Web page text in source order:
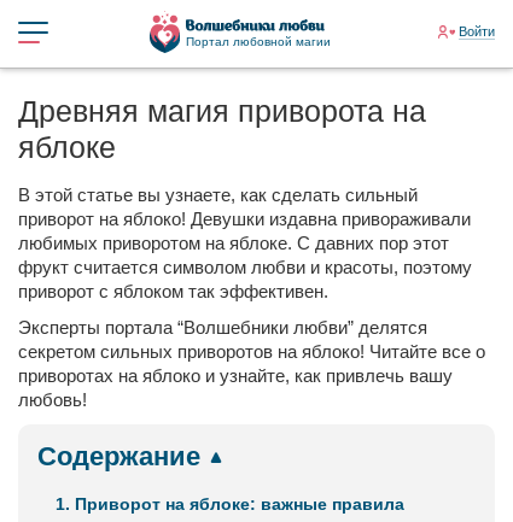
Портал любовной магии
Войти
Древняя магия приворота на
яблоке
В этой статье вы узнаете, как сделать сильный
приворот на яблоко! Девушки издавна привораживали
любимых приворотом на яблоке. С давних пор этот
фрукт считается символом любви и красоты, поэтому
приворот с яблоком так эффективен.
Эксперты портала “Волшебники любви” делятся
секретом сильных приворотов на яблоко! Читайте все о
приворотах на яблоко и узнайте, как привлечь вашу
любовь!
Содержание
1. Приворот на яблоке: важные правила